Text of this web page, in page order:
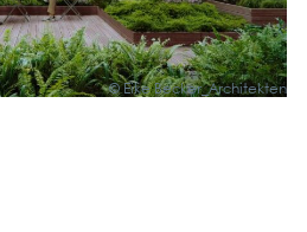
© Eike Becker_Architekten